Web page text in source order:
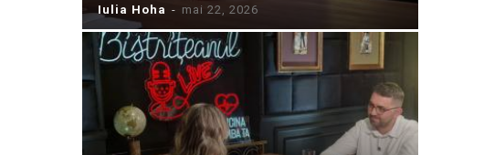
Iulia Hoha - mai 22, 2026